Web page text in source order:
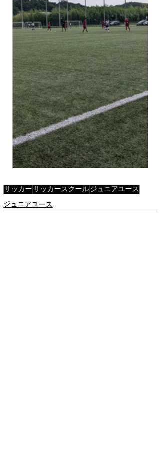
サッカーサッカースクールジュニアユース
ジュニアユース